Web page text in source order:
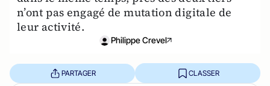
n’ont pas engagé de mutation digitale de
leur activité.
Philippe Crevel
PARTAGER CLASSER